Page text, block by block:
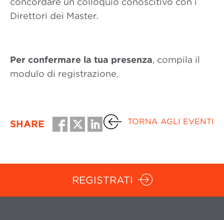
Direttori dei Master.
Per confermare la tua presenza, compila il
modulo di registrazione.
SHARE TORNA AGLI EVENTI
REGISTRATI